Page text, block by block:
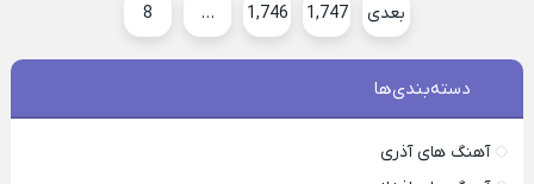
8 … 1,746 1,747 بعدی
دسته‌بندی‌ها
آهنگ های آذری